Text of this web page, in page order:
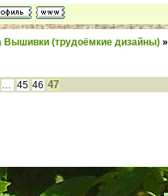
Вышивки (трудоёмкие дизайны) »
… 45 46 47